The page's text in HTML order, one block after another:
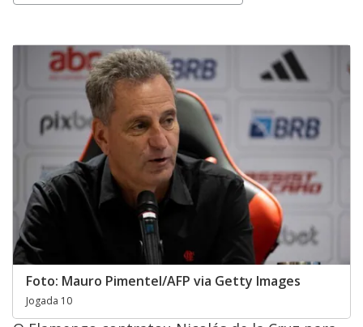
Foto: Mauro Pimentel/AFP via Getty Images
Jogada 10